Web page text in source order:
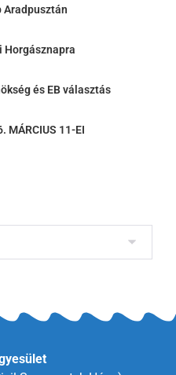
Aradpusztán
Horgásznapra
és EB választás
MÁRCIUS 11-EI